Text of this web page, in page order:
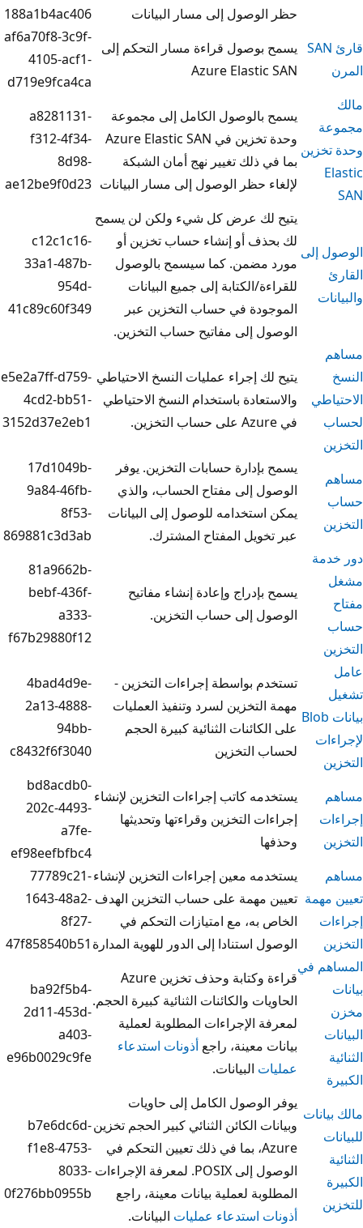
إلى مسار البيانات
188a1b4ac406
قراءة مسار التحكم إلى
Azure
4105-acf1-
الكامل إلى مجموعة
وحدة تخزين في Azure Elastic SAN
ذلك تغيير نهج أمان الشبكة
حظر الوصول إلى مسار البيانات
a8281131-
f312-4f34-
8d98-
ae12be9f0d23
عرض كل شيء ولكن لن يسمح
أو إنشاء حساب تخزين أو
كما سيسمح بالوصول
الكتابة إلى جميع البيانات
في حساب التخزين عبر
إلى مفاتيح حساب التخزين.
c12c1c16-
33a1-487b-
954d-
41c89c60f349
إجراء عمليات النسخ الاحتياطي
باستخدام النسخ الاحتياطي
e5e2a7ff-d759-
4cd2-bb51-
3152d37e2eb1
حسابات التخزين. يوفر
إلى مفتاح الحساب، والذي
للوصول إلى البيانات
المفتاح المشترك.
17d1049b-
9a84-46fb-
8f53-
869881c3d3ab
وإعادة إنشاء مفاتيح
إلى حساب التخزين.
bebf-436f-
a333-
بواسطة إجراءات التخزين -
لسرد وتنفيذ العمليات
الثنائية كبيرة الحجم
4bad4d9e-
2a13-4888-
94bb-
كاتب إجراءات التخزين لإنشاء
التخزين وقراءتها وتحديثها
202c-4493-
a7fe-
معين إجراءات التخزين لإنشاء
مهمة على حساب التخزين الهدف
مع امتيازات التحكم في
استنادا إلى الدور للهوية المدارة
77789c21-
1643-48a2-
8f27-
47f858540b51
قراءة وكتابة وحذف تخزين Azure
والكائنات الثنائية كبيرة الحجم.
الإجراءات المطلوبة لعملية
معينة، راجعأذونات استدعاء
البيانات.
ba92f5b4-
2d11-453d-
a403-
e96b0029c9fe
الكامل إلى حاويات
الكائن الثنائي كبير الحجم تخزين
Azure، بما في ذلك تعيين التحكم في
الوصول إلى POSIX. لمعرفة الإجراءات
لعملية بيانات معينة، راجع
استدعاء عملياتالبيانات.
b7e6dc6d-
f1e8-4753-
8033-
0f276bb0955b